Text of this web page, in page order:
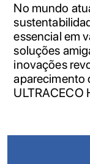
No mundo
essencial em
soluções
inovações
aparecimento
ULTRACECO